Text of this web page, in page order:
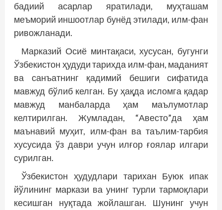
бадиий асарлар яратилади, муҳташам
меъморий иншоотлар бунёд этилади, илм-фан
ривожланади.
Марказий Осиё минтақаси, хусусан, бугунги
Ўзбекистон ҳудуди тарихда илм-фан, маданият
ва санъатнинг қадимий бешиги сифатида
мавжуд бўлиб келган. Бу ҳақда исломга қадар
мавжуд манбаларда ҳам маълумотлар
келтирилган. Жумладан, “Авесто”да ҳам
маънавий муҳит, илм-фан ва таълим-тарбия
хусусида ўз даври учун илғор ғоялар илгари
сурилган.
Ўзбекистон ҳудудлари тарихан Буюк ипак
йўлининг маркази ва унинг турли тармоқлари
кесишган нуқтада жойлашган. Шунинг учун